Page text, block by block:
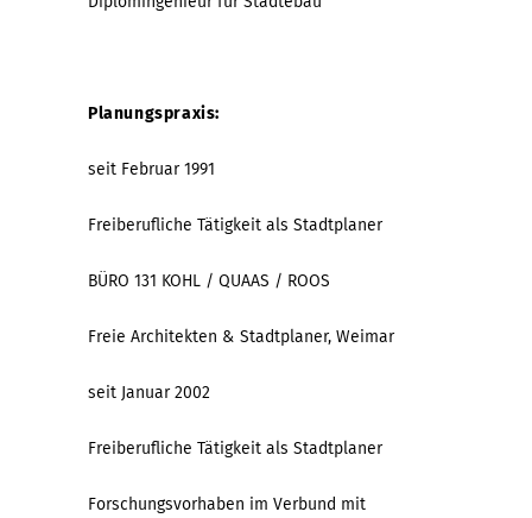
Planungspraxis:
seit Februar 1991
Freiberufliche Tätigkeit als Stadtplaner
BÜRO 131 KOHL / QUAAS / ROOS
Freie Architekten & Stadtplaner, Weimar
seit Januar 2002
Freiberufliche Tätigkeit als Stadtplaner
Forschungsvorhaben im Verbund mit